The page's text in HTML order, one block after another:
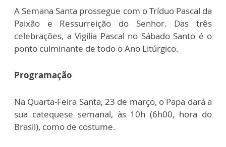
A Semana Santa prossegue com o Tríduo Pascal da
Paixão e Ressurreição do Senhor. Das três
celebrações, a Vigília Pascal no Sábado Santo é o
ponto culminante de todo o Ano Litúrgico.
Programação
Na Quarta-Feira Santa, 23 de março, o Papa dará a
sua catequese semanal, às 10h (6h00, hora do
Brasil), como de costume.